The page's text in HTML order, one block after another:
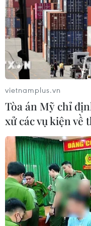
Dòng vốn FDI vào
chuyển dịch tích
05/08/2026 07:40
An Giang: Xây dựng
lớn, việc khó cho
05/08/2026 07:39
Nghị quyết 10-NQ/
sinh thái đầu tư hấp
nghiệp FDI
05/08/2026 03:59
vietnamplus.vn
Tòa án Mỹ chỉ
xử các vụ kiện về